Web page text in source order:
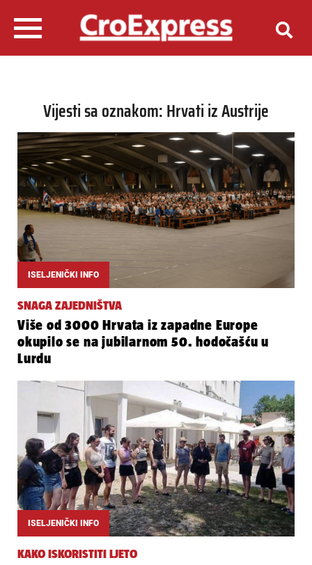
Vijesti sa oznakom: Hrvati iz Austrije
ISELJENIČKI INFO
SNAGA ZAJEDNIŠTVA
Više od 3000 Hrvata iz zapadne Europe
okupilo se na jubilarnom 50. hodočašću u
Lurdu
ISELJENIČKI INFO
KAKO ISKORISTITI LJETO